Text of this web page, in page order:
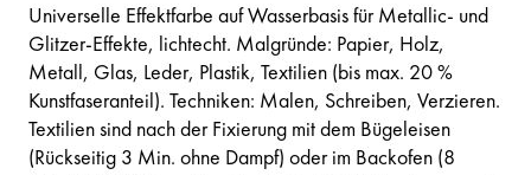
Universelle Effektfarbe auf Wasserbasis für Metallic- und
Glitzer-Effekte, lichtecht. Malgründe: Papier, Holz,
Metall, Glas, Leder, Plastik, Textilien (bis max. 20 %
Kunstfaseranteil). Techniken: Malen, Schreiben, Verzieren.
Textilien sind nach der Fixierung mit dem Bügeleisen
(Rückseitig 3 Min. ohne Dampf) oder im Backofen (8